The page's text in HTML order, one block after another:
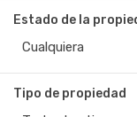
Estado de la
Cualquiera
Tipo de propiedad